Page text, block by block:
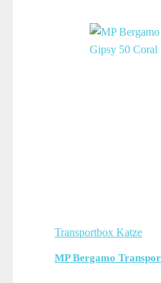
Transportbox Katze
MP Bergamo